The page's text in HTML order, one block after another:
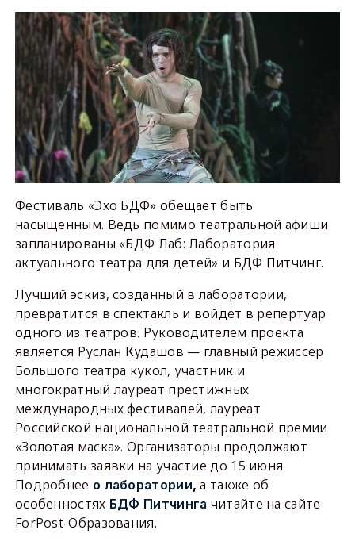
Фестиваль «Эхо БДФ» обещает быть
насыщенным. Ведь помимо театральной афиши
запланированы «БДФ Лаб: Лаборатория
актуального театра для детей» и БДФ Питчинг.
Лучший эскиз, созданный в лаборатории,
превратится в спектакль и войдёт в репертуар
одного из театров. Руководителем проекта
является Руслан Кудашов — главный режиссёр
Большого театра кукол, участник и
многократный лауреат престижных
международных фестивалей, лауреат
Российской национальной театральной премии
«Золотая маска». Организаторы продолжают
принимать заявки на участие до 15 июня.
Подробнее о лаборатории,а также об
особенностях БДФ Питчинга читайте на сайте
ForPost-Образования.